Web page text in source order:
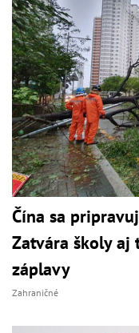
Čína sa
Zatvára školy aj
záplavy
Zahraničné